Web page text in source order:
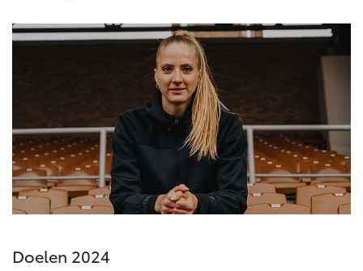
Doelen 2024